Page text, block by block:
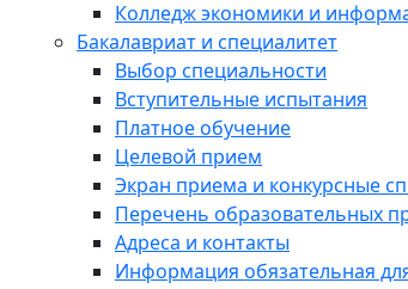
Колледж экономики и
Бакалавриат и специалитет
Выбор специальности
Вступительные испытания
Платное обучение
Целевой прием
Экран приема и конкурсные
Перечень образовательных
Адреса и контакты
Информация обязательная